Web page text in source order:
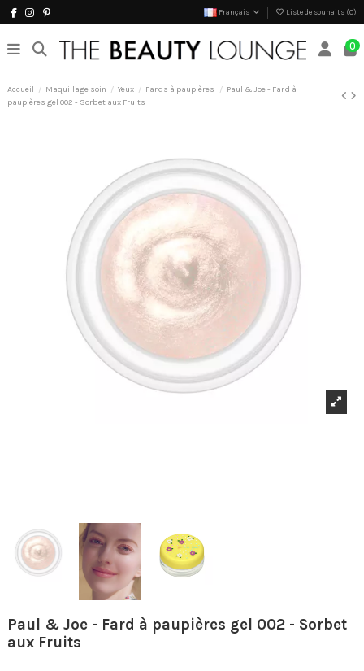
Français Liste de souhaits (0)
0
Accueil Maquillage soin Yeux Fards à paupières
Paul & Joe - Fard à
paupières gel 002 - Sorbet aux Fruits
Paul & Joe - Fard à paupières gel 002 - Sorbet
aux Fruits